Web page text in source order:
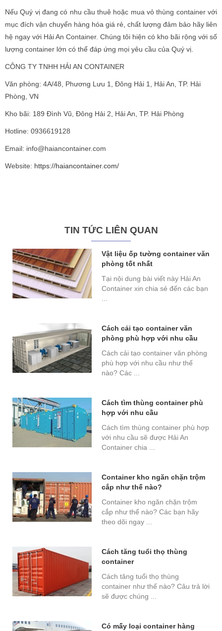
Nếu Quý vị đang có nhu cầu thuê hoặc mua vỏ thùng container với
mục đích vận chuyển hàng hóa giá rẻ, chất lượng đảm bảo hãy liên
hệ ngay với Hải An Container. Chúng tôi hiện có kho bãi rộng với số
lượng container lớn có thể đáp ứng mọi yêu cầu của Quý vị.
CÔNG TY TNHH HẢI AN CONTAINER
Văn phòng: 4A/48, Phương Lưu 1, Đông Hải 1, Hải An, TP. Hải
Phòng, VN
Kho bãi: 189 Đình Vũ, Đông Hải 2, Hải An, TP. Hải Phòng
Hotline: 0936619128
Email: info@haiancontainer.com
Website: https://haiancontainer.com/
TIN TỨC LIÊN QUAN
Vật liệu ốp tường container văn
phòng tốt nhất
Tại nội dung bài viết này Hải An
Container xin chia sẻ đến các bạn
Cách cải tạo container văn
phòng phù hợp với nhu cầu
Cách cải tạo container văn phòng
phù hợp với nhu cầu như thế
nào? Các ...
Cách tìm thùng container phù
hợp với nhu cầu
Cách tìm thùng container phù hợp
với nhu cầu sẽ được Hải An
Container chia ...
Container kho ngăn chặn trộm
cắp như thế nào?
Container kho ngăn chặn trộm
cắp như thế nào? Các bạn hãy
theo dõi ngay ...
Cách tăng tuổi thọ thùng
container
Cách tăng tuổi thọ thùng
container như thế nào? Câu trả lời
sẽ được chúng ...
Có mấy loại container hàng